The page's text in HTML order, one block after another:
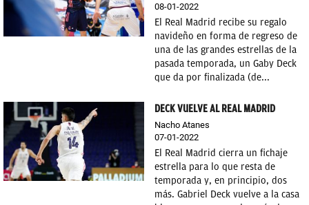
08-01-2022
El Real Madrid recibe su regalo
navideño en forma de regreso de
una de las grandes estrellas de la
pasada temporada, un Gaby Deck
que da por finalizada (de...
DECK VUELVE AL REAL MADRID
Nacho Atanes
07-01-2022
El Real Madrid cierra un fichaje
estrella para lo que resta de
temporada y, en principio, dos
más. Gabriel Deck vuelve a la casa